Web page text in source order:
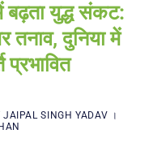
युद्ध संकट:
तनाव, दुनिया में
JAIPAL SINGH YADAV ।